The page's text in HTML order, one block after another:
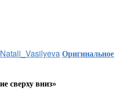
Natali_VasilyevaОригинальное
сверху вниз»